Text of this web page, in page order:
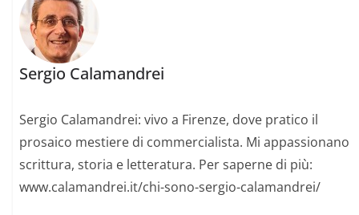
Sergio Calamandrei
Sergio Calamandrei: vivo a Firenze, dove pratico il
prosaico mestiere di commercialista. Mi appassionano
scrittura, storia e letteratura. Per saperne di più:
www.calamandrei.it/chi-sono-sergio-calamandrei/